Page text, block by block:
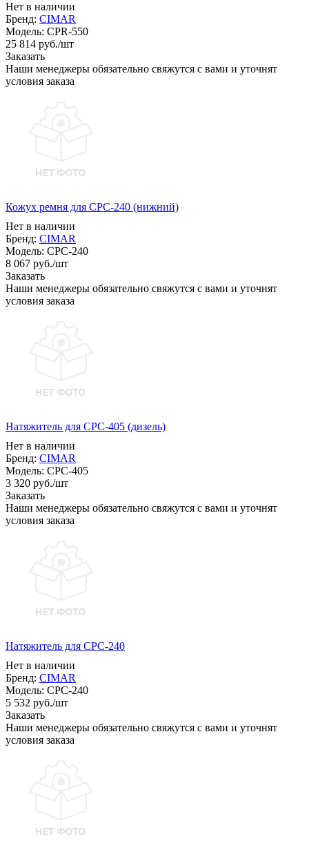
Нет в наличии
Бренд: CIMAR
Модель: CPR-550
25 814 руб./шт
Заказать
Наши менеджеры обязательно свяжутся с вами и уточнят
условия заказа
Кожух ремня для CPC-240 (нижний)
Нет в наличии
Бренд: CIMAR
Модель: CPC-240
8 067 руб./шт
Заказать
Наши менеджеры обязательно свяжутся с вами и уточнят
условия заказа
Натяжитель для CPC-405 (дизель)
Нет в наличии
Бренд: CIMAR
Модель: CPC-405
3 320 руб./шт
Заказать
Наши менеджеры обязательно свяжутся с вами и уточнят
условия заказа
Натяжитель для CPC-240
Нет в наличии
Бренд: CIMAR
Модель: CPC-240
5 532 руб./шт
Заказать
Наши менеджеры обязательно свяжутся с вами и уточнят
условия заказа